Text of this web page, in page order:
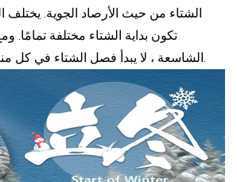
الشتاء من حيث الأرصاد الجوية. يختلف
تكون بداية الشتاء مختلفة تمامًا.
الشاسعة ، لا يبدأ فصل الشتاء في كل منطقة في نفس الوقت.